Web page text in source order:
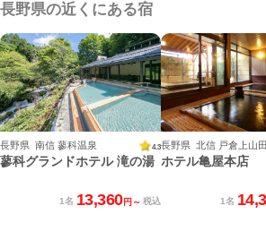
長野県の近くにある宿
長野県 南信 蓼科温泉 4.3
蓼科グランドホテル 滝の湯
1名 13,360円～ 税込
長野県 北信 戸倉上山
ホテル亀屋本店
1名